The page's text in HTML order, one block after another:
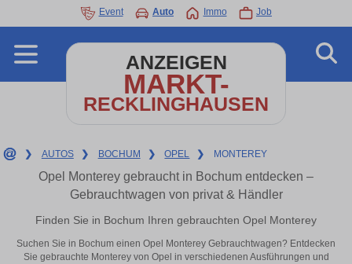
Event Auto Immo Job
ANZEIGEN
MARKT-
RECKLINGHAUSEN
❯ AUTOS ❯ BOCHUM ❯ OPEL ❯ MONTEREY
Opel Monterey gebraucht in Bochum entdecken –
Gebrauchtwagen von privat & Händler
Finden Sie in Bochum Ihren gebrauchten Opel Monterey
Suchen Sie in Bochum einen Opel Monterey Gebrauchtwagen? Entdecken
Sie gebrauchte Monterey von Opel in verschiedenen Ausführungen und